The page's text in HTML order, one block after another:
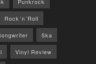
Rock´n´Roll
Ska
Vinyl Review